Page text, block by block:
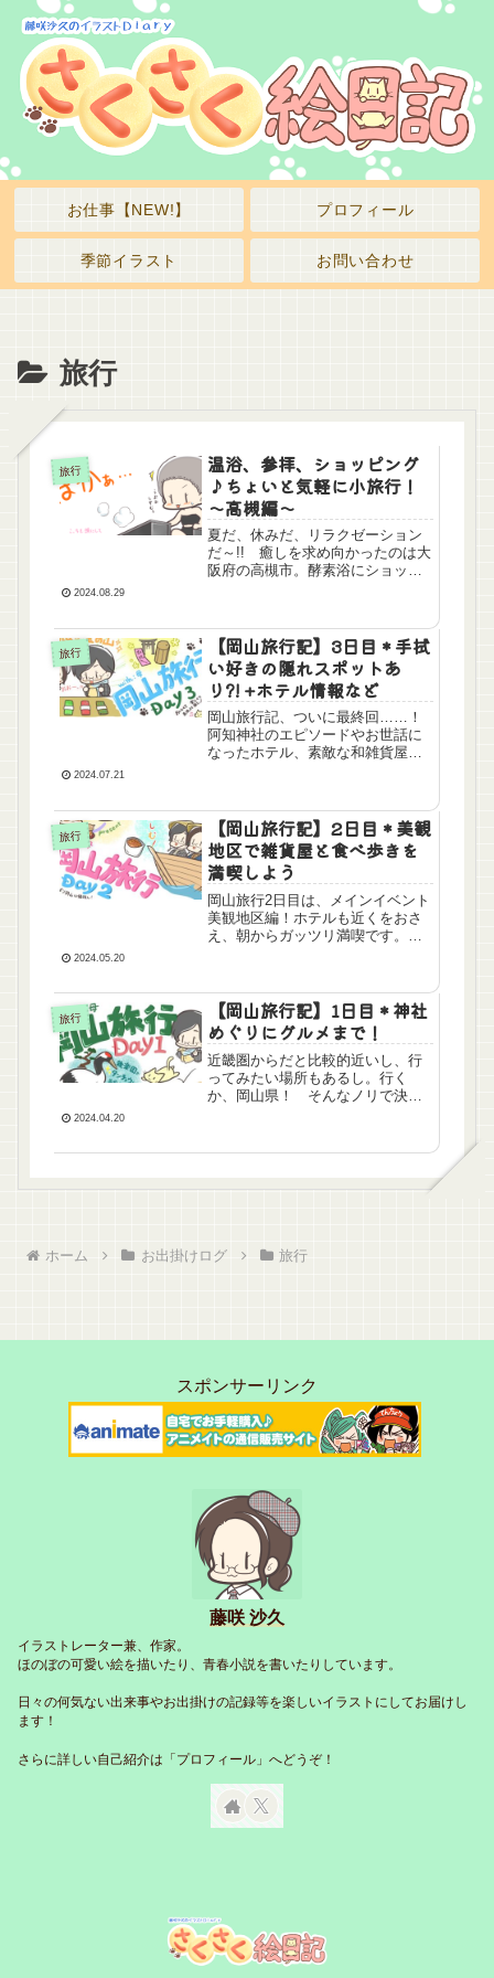
お仕事【NEW!】 プロフィール
季節イラスト お問い合わせ
旅行
旅行
温浴、参拝、ショッピング
♪ちょいと気軽に小旅行！
～高槻編～
夏だ、休みだ、リラクゼーション
だ～!! 癒しを求め向かったのは大
阪府の高槻市。酵素浴にショッピ
2024.08.29
旅行
【岡山旅行記】3日目＊手拭
い好きの隠れスポットあ
り?! +ホテル情報など
岡山旅行記、ついに最終回……！
阿知神社のエピソードやお世話に
なったホテル、素敵な和雑貨屋さ
2024.07.21
旅行
【岡山旅行記】2日目＊美観
地区で雑貨屋と食べ歩きを
満喫しよう
岡山旅行2日目は、メインイベント
美観地区編！ホテルも近くをおさ
え、朝からガッツリ満喫です。美
2024.05.20
旅行
【岡山旅行記】1日目＊神社
めぐりにグルメまで！
近畿圏からだと比較的近いし、行
ってみたい場所もあるし。行く
か、岡山県！ そんなノリで決ま
2024.04.20
ホーム お出掛けログ 旅行
スポンサーリンク
藤咲 沙久
イラストレーター兼、作家。
ほのぼの可愛い絵を描いたり、青春小説を書いたりしています。
日々の何気ない出来事やお出掛けの記録等を楽しいイラストにしてお届けし
ます！
さらに詳しい自己紹介は「プロフィール」へどうぞ！